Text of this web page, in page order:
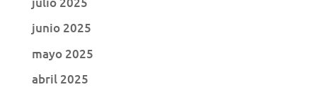
junio 2025
mayo 2025
abril 2025